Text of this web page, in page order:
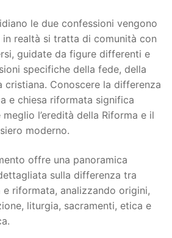
le due confessioni vengono
in realtà si tratta di comunità con
guidate da figure differenti e
specifiche della fede, della
cristiana. Conoscere la differenza
e chiesa riformata significa
l’eredità della Riforma e il
moderno.
offre una panoramica
sulla differenza tra
e riformata, analizzando origini,
liturgia, sacramenti, etica e